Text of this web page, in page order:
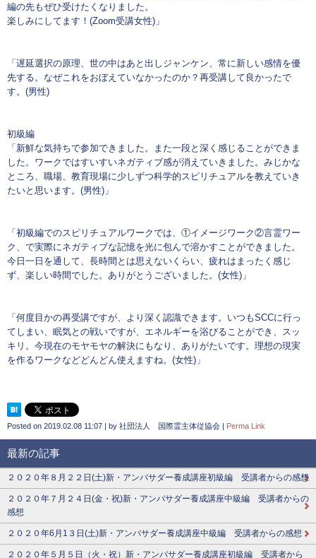
編の先もぜひ受けたくなりました。
楽しみにしてます！(Zoom受講女性)」
「遅延選択の原理、世の中はあと出しジャンケン、常に新しい感情を優
先する。なぜこれをおぼえていなかったのか？再受講して良かったで
す。(男性)
初級編
「新鮮な気持ちで参加できました。また一段と深く感じることができま
した。ワークではすいすいネガティブ感が消えていきました。みじかな
ところ、職場、教育現場に少しずつ科学的スピリチュアルを教えていき
たいと思います。(男性)」
「初級編でのスピリチュアルワークでは、①イメージワーク②言霊ワー
ク、で実際にネガティブな記憶を光に包んで溶かすことができました。
今日一日を通して、長時間とは思えないくらい、疲れはまったく感じ
ず、楽しい時間でした。ありがとうございました。(女性)」
「何度目かの再受講ですが、より深く認識できます。いつもSCCに行っ
てしまい、眠気との戦いですが、エネルギーを浴びることができ、スッ
キリ。今現在のモヤモヤの解決にもなり、ありがたいです。理想の現実
を作るワークなどどんどん使えますね。(女性)」
Posted on 2019.02.08 11:07 | by 社団法人 国際霊主体従協会 | Perma Link
最新の記事
２０２０年８月２２日(土)新・アンバサダー養成講座初級編 受講者からの感想
２０２０年７月２４日(金・祝)新・アンバサダー養成講座中級編 受講者からの
感想
２０２０年6月1３日(土)新・アンバサダー養成講座中級編 受講者からの感想
２０２０年５月５日（火・祝）新・アンバサダー養成講座初級編 受講者から